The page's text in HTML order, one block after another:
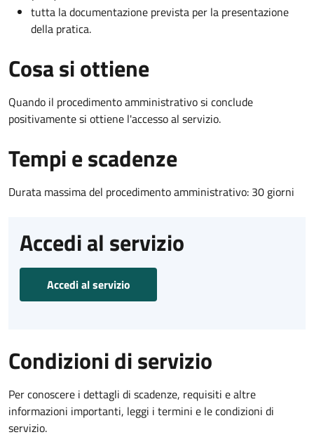
tutta la documentazione prevista per la presentazione
della pratica.
Cosa si ottiene
Quando il procedimento amministrativo si conclude
positivamente si ottiene l'accesso al servizio.
Tempi e scadenze
Durata massima del procedimento amministrativo: 30 giorni
Accedi al servizio
Accedi al servizio
Condizioni di servizio
Per conoscere i dettagli di scadenze, requisiti e altre
informazioni importanti, leggi i termini e le condizioni di
servizio.